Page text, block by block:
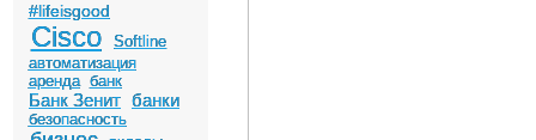
#lifeisgood
Cisco
Softline
автоматизация
аренда банк
Банк Зенит банки
безопасность